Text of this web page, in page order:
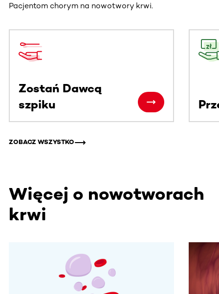
Pacjentom chorym na nowotwory krwi.
Zostań Dawcą
szpiku
ZOBACZ WSZYSTKO
Więcej o nowotworach
krwi
Ta sekcja zawiera treści przewijane w poziomie. Użyj